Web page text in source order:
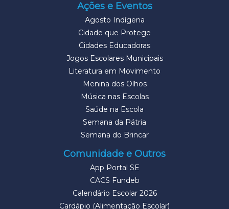
Ações e Eventos
Agosto Indígena
Cidade que Protege
Cidades Educadoras
Jogos Escolares Municipais
Literatura em Movimento
Menina dos Olhos
Música nas Escolas
Saúde na Escola
Semana da Pátria
Semana do Brincar
Comunidade e Outros
App Portal SE
CACS Fundeb
Calendário Escolar 2026
Cardápio (Alimentação Escolar)